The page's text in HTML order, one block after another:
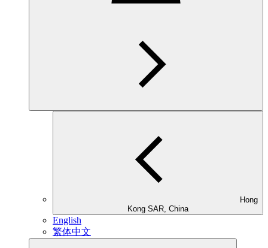
Kong SAR, China
English
繁体中文